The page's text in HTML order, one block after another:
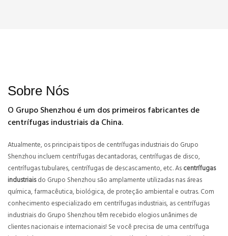
Sobre Nós
O Grupo Shenzhou é um dos primeiros fabricantes de
centrífugas industriais da China.
Atualmente, os principais tipos de centrífugas industriais do Grupo
Shenzhou incluem centrífugas decantadoras, centrífugas de disco,
centrífugas tubulares, centrífugas de descascamento, etc. Ascentrífugas
industriaisdo Grupo Shenzhou são amplamente utilizadas nas áreas
química, farmacêutica, biológica, de proteção ambiental e outras. Com
conhecimento especializado em centrífugas industriais, as centrífugas
industriais do Grupo Shenzhou têm recebido elogios unânimes de
clientes nacionais e internacionais! Se você precisa de uma centrífuga